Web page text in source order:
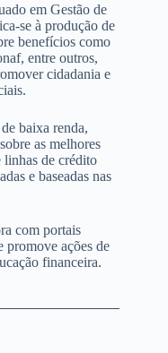
em Gestão de
se à produção de
benefícios como
entre outros,
cidadania e
baixa renda,
as melhores
linhas de crédito
e baseadas nas
com portais
promove ações de
financeira.